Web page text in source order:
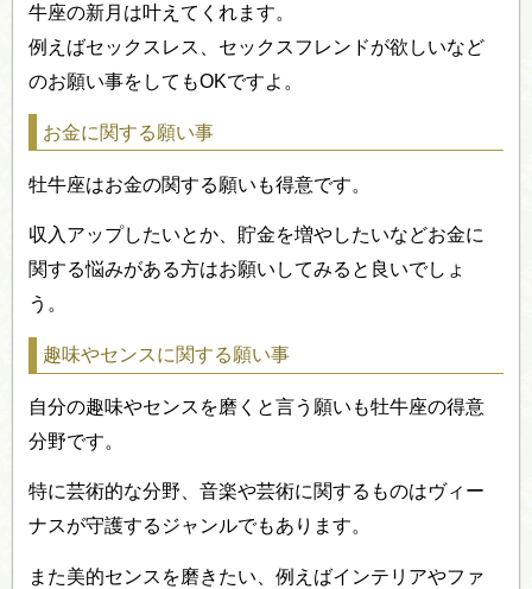
牛座の新月は叶えてくれます。
例えばセックスレス、セックスフレンドが欲しいなど
のお願い事をしてもOKですよ。
お金に関する願い事
牡牛座はお金の関する願いも得意です。
収入アップしたいとか、貯金を増やしたいなどお金に
関する悩みがある方はお願いしてみると良いでしょ
う。
趣味やセンスに関する願い事
自分の趣味やセンスを磨くと言う願いも牡牛座の得意
分野です。
特に芸術的な分野、音楽や芸術に関するものはヴィー
ナスが守護するジャンルでもあります。
また美的センスを磨きたい、例えばインテリアやファ